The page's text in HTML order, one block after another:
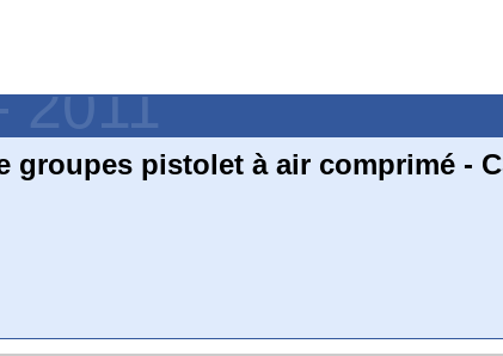
2011
groupes pistolet à air comprimé -